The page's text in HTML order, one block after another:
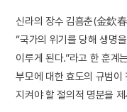
신라의 장수 김흠춘(金欽
“국가의 위기를 당해 생명
이루게 된다.”라고 한 훈계
부모에 대한 효도의 규범이
지켜야 할 절의적 명분을